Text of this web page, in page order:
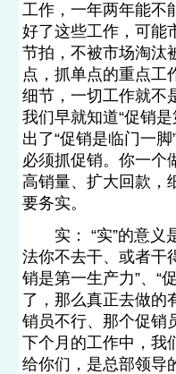
工作，一年两年能不
好了这些工作，可能
节拍，不被市场淘汰
点，抓单点的重点工
细节，一切工作就不
我们早就知道“促销
出了“促销是临门一
必须抓促销。你一个
高销量、扩大回款，
要务实。
实： “实”的意义
法你不去干、或者干
销是第一生产力”、“
了，那么真正去做的
销员不行、那个促销
下个月的工作中，我
给你们，是总部领导